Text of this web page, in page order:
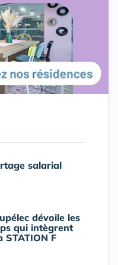
salarial
dévoile les
qui intègrent
STATION F